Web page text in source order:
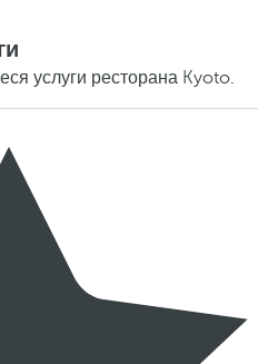
услуги ресторана Kyoto.